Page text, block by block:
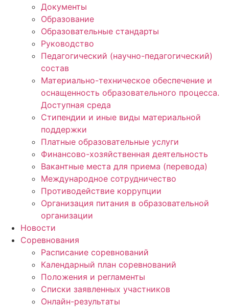
Документы
Образование
Образовательные стандарты
Руководство
Педагогический (научно-педагогический)
состав
Материально-техническое обеспечение и
оснащенность образовательного процесса.
Доступная среда
Стипендии и иные виды материальной
поддержки
Платные образовательные услуги
Финансово-хозяйственная деятельность
Вакантные места для приема (перевода)
Международное сотрудничество
Противодействие коррупции
Организация питания в образовательной
организации
Новости
Соревнования
Расписание соревнований
Календарный план соревнований
Положения и регламенты
Списки заявленных участников
Онлайн-результаты